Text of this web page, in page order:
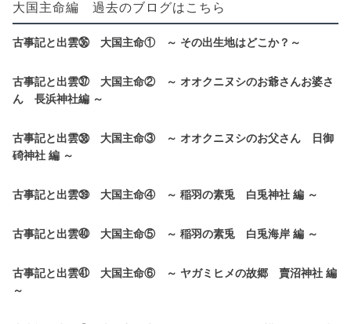
大国主命編 過去のブログはこちら
古事記と出雲㊱ 大国主命① ～ その出生地はどこか？～
古事記と出雲㊲ 大国主命② ～ オオクニヌシのお爺さんお婆さ
ん 長浜神社編 ～
古事記と出雲㊳ 大国主命③ ～ オオクニヌシのお父さん 日御
碕神社 編 ～
古事記と出雲㊴ 大国主命④ ～ 稲羽の素兎 白兎神社 編 ～
古事記と出雲㊵ 大国主命⑤ ～ 稲羽の素兎 白兎海岸 編 ～
古事記と出雲㊶ 大国主命⑥ ～ ヤガミヒメの故郷 賣沼神社 編
～